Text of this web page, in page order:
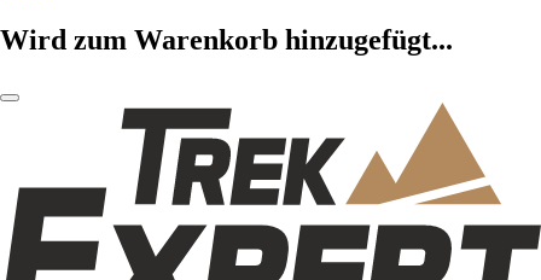
Wird zum Warenkorb hinzugefügt...